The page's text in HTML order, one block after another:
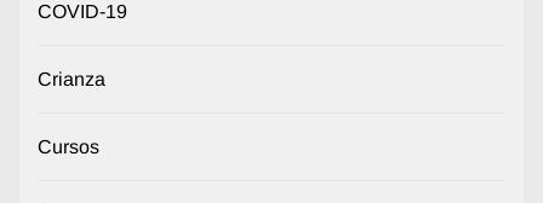
COVID-19
Crianza
Cursos